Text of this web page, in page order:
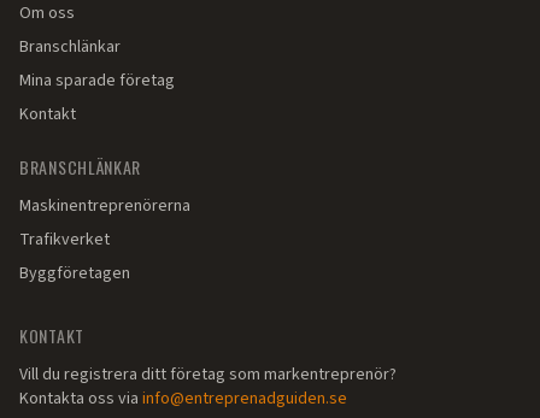
Om oss
Branschlänkar
Mina sparade företag
Kontakt
BRANSCHLÄNKAR
Maskinentreprenörerna
Trafikverket
Byggföretagen
KONTAKT
Vill du registrera ditt företag som markentreprenör?
Kontakta oss via info@entreprenadguiden.se